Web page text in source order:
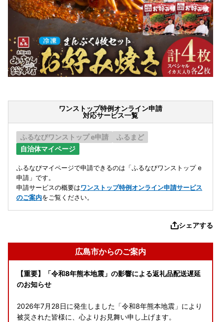
ワンストップ特例オンライン申請
対応サービス一覧
ふるなびワンストップ e申請
ふるまど
自治体マイページ
ふるなびマイページで申請できるのは「ふるなびワンストップ e
申請」です。
申請サービスの概要はワンストップ特例オンライン申請サービス
のご案内をご覧ください。
シェアする
広島市からのご案内
【重要】「令和8年熊本地震」の影響による返礼品配送遅延
のお知らせ
2026年7月28日に発生しました「令和8年熊本地震」により
被災された皆様に、心よりお見舞い申し上げます。